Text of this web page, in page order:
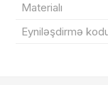
Materialı
Eyniləşdirmə
Endirim